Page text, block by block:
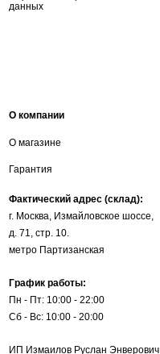
данных
О компании
О магазине
Гарантия
Фактический адрес (склад):
г. Москва, Измайловское шоссе,
д. 71, стр. 10.
метро Партизанская
График работы:
Пн - Пт: 10:00 - 22:00
Сб - Вс: 10:00 - 20:00
ИП Измаилов Руслан Энверович